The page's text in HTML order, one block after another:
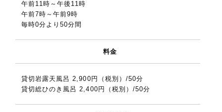
午前11時～午後11時
午前7時～午前9時
毎時0分より50分間
料金
貸切岩露天風呂 2,900円（税別）/50分
貸切総ひのき風呂 2,400円（税別）/50分